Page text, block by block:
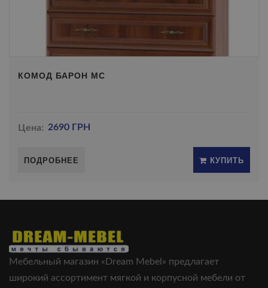
КОМОД БАРОН МС
Цена: 2690 ГРН
ПОДРОБНЕЕ КУПИТЬ
Мебельный магазин «Dream Mebel» предлагает
широкий ассортимент мягкой и корпусной мебели от